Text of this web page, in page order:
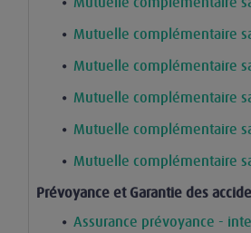
Mutuelle complémentaire
Mutuelle complémentaire
Mutuelle complémentaire
Mutuelle complémentaire
Mutuelle complémentaire
Prévoyance et Garantie des
Assurance prévoyance -